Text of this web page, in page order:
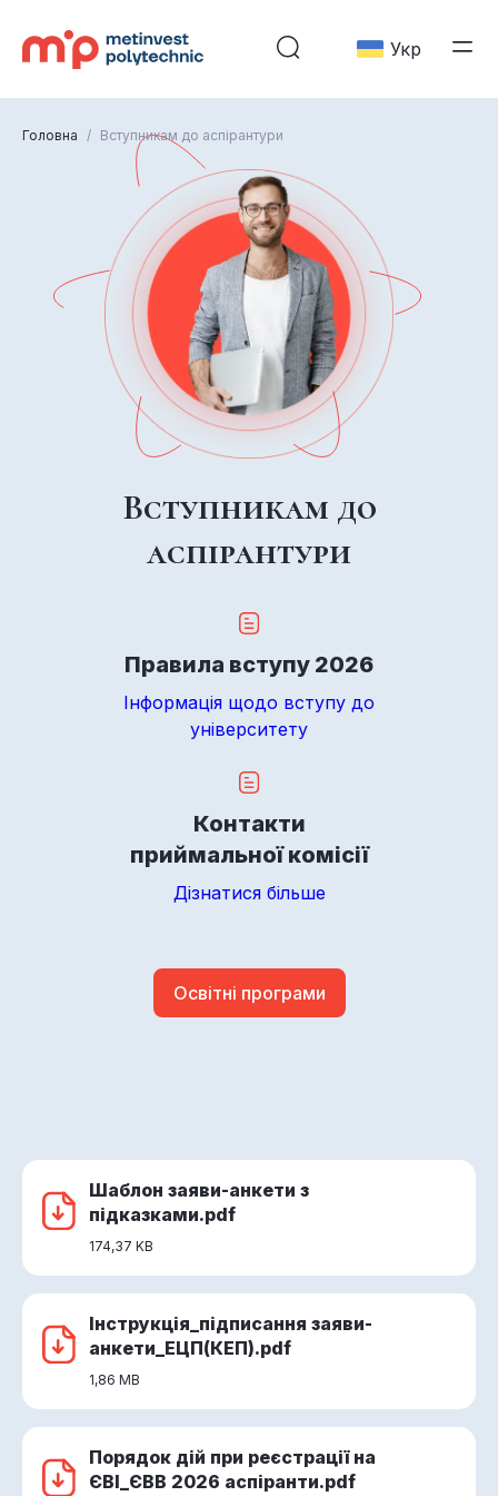
Укр
Головна / Вступникам до аспірантури
Вступникам до
аспірантури
Правила вступу 2026
Інформація щодо вступу до
університету
ПРАВИЛА ПРИЙОМУ ДО «ТЕХНІЧНИЙ
УНІВЕРСИТЕТ «МЕТІНВЕСТ ПОЛІТЕХНІКА» У
Контакти
приймальної комісії
Дізнатися більше
Контакти приймальної комісії
ПРИЙМАЛЬНА КОМІСІЯ ТЕХНІЧНОГО
Отримайте повну інформацію щодо вступу за
телефоном:
Освітні програми
Шаблон заяви-анкети з
підказками.pdf
174,37 KB
Інструкція_підписання заяви-
анкети_ЕЦП(КЕП).pdf
1,86 MB
Порядок дій при реєстрації на
ЄВІ_ЄВВ 2026 аспіранти.pdf